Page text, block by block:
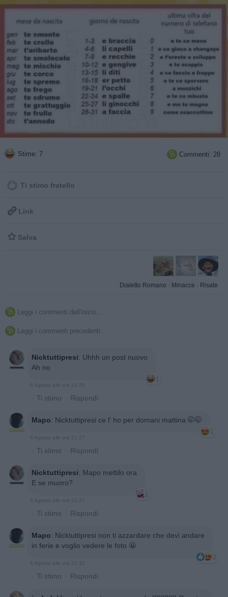
Stime: 7  Commenti: 28
Ti stimo fratello
 Link
 Salva
Dialetto Romano · Minacce · Risate
 Leggi i commenti dall'inizio...
 Leggi i commenti precedenti...
Nicktuttipresi: Uhhh un post nuovo
Ah no
1
6 Agosto alle ore 21:25
· Ti stimo · Rispondi
Mapo: Nicktuttipresi ce l' ho per domani mattina 🤭🤭
1
6 Agosto alle ore 21:27
· Ti stimo · Rispondi
Nicktuttipresi: Mapo mettilo ora
E se muoro?
1
6 Agosto alle ore 21:27
· Ti stimo · Rispondi
Mapo: Nicktuttipresi non ti azzardare che devi andare
in ferie e voglio vedere le foto 😬
2
6 Agosto alle ore 21:32
· Ti stimo · Rispondi